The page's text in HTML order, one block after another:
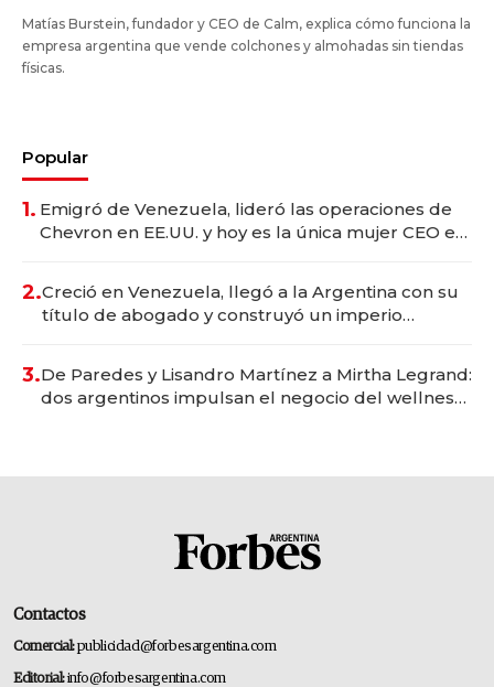
Matías Burstein, fundador y CEO de Calm, explica cómo funciona la
empresa argentina que vende colchones y almohadas sin tiendas
físicas.
Popular
1. Emigró de Venezuela, lideró las operaciones de
Chevron en EE.UU. y hoy es la única mujer CEO en
2.Creció en Venezuela, llegó a la Argentina con su
título de abogado y construyó un imperio
3.De Paredes y Lisandro Martínez a Mirtha Legrand:
dos argentinos impulsan el negocio del wellness
Contactos
Comercial:publicidad@forbesargentina.com
Editorial:info@forbesargentina.com